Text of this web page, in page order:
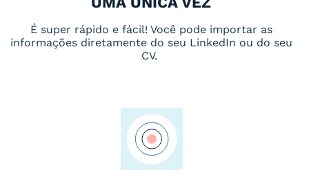
É super rápido e fácil! Você pode importar as
informações diretamente do seu LinkedIn ou do seu
CV.